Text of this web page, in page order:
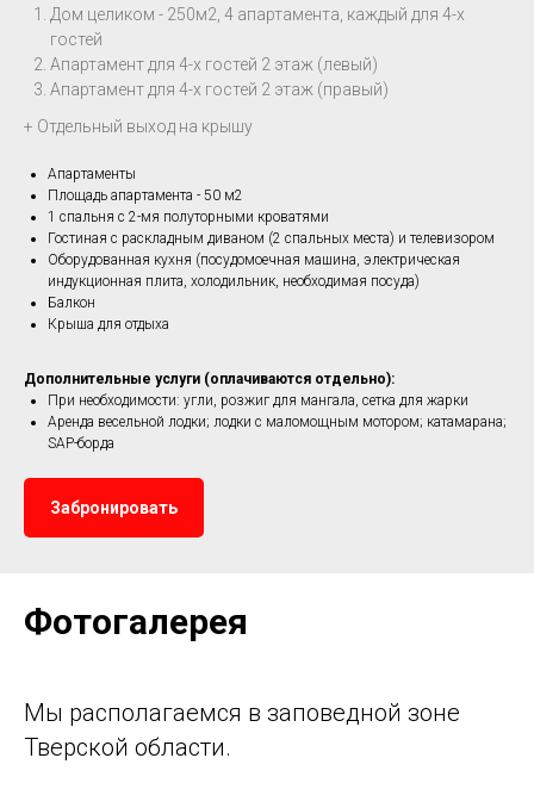
Дом целиком - 250м2, 4 апартамента, каждый для 4-х
гостей
Апартамент для 4-х гостей 2 этаж (левый)
Апартамент для 4-х гостей 2 этаж (правый)
+ Отдельный выход на крышу
Апартаменты
Площадь апартамента - 50 м2
1 спальня с 2-мя полуторными кроватями
Гостиная с раскладным диваном (2 спальных места) и телевизором
Оборудованная кухня (посудомоечная машина, электрическая
индукционная плита, холодильник, необходимая посуда)
Балкон
Крыша для отдыха
Дополнительные услуги (оплачиваются отдельно):
При необходимости: угли, розжиг для мангала, сетка для жарки
Аренда весельной лодки; лодки с маломощным мотором; катамарана;
SAP-борда
Забронировать
Фотогалерея
Мы располагаемся в заповедной зоне
Тверской области.